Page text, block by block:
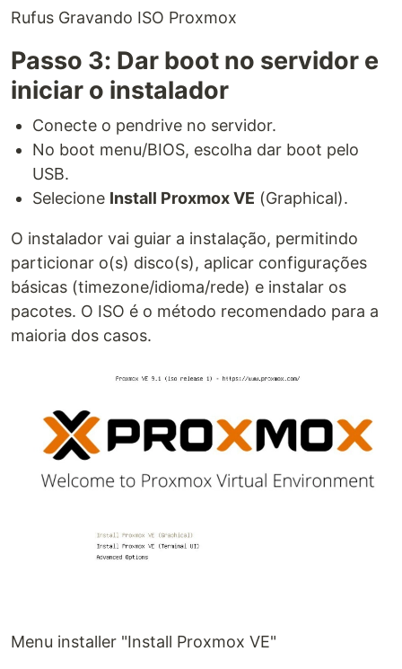
Rufus Gravando ISO Proxmox
Passo 3: Dar boot no servidor e
iniciar o instalador
Conecte o pendrive no servidor.
No boot menu/BIOS, escolha dar boot pelo
USB.
Selecione Install Proxmox VE (Graphical).
O instalador vai guiar a instalação, permitindo
particionar o(s) disco(s), aplicar configurações
básicas (timezone/idioma/rede) e instalar os
pacotes. O ISO é o método recomendado para a
maioria dos casos.
Menu installer "Install Proxmox VE"